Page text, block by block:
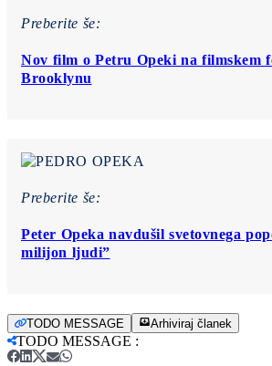
Preberite še:
Nov film o Petru Opeki na filmskem
Brooklynu
Preberite še:
Peter Opeka navdušil svetovnega
milijon ljudi”
TODO MESSAGE Arhiviraj članek
TODO MESSAGE :